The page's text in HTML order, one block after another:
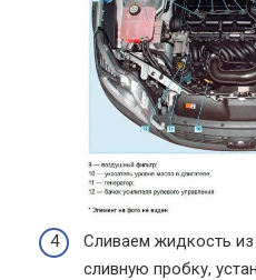
Сливаем жидкость
сливную пробку,